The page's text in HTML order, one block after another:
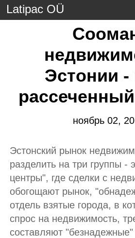
Latipac OÜ
Эстонии -
ноябрь 02,
Эстонский рынок
разделить на три группы -
центры", где сделки с
обогощают рынок,
отдель взятые города, в
спрос на недвижимость,
составляют "безнадежные"